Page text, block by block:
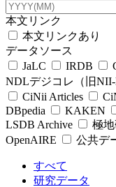
本文リンク
本文リンクあり
データソース
JaLC
IRDB
NDLデジコレ（旧NII-
CiNii Articles
DBpedia
KAKEN
LSDB Archive
極
OpenAIRE
公共デ
すべて
研究データ